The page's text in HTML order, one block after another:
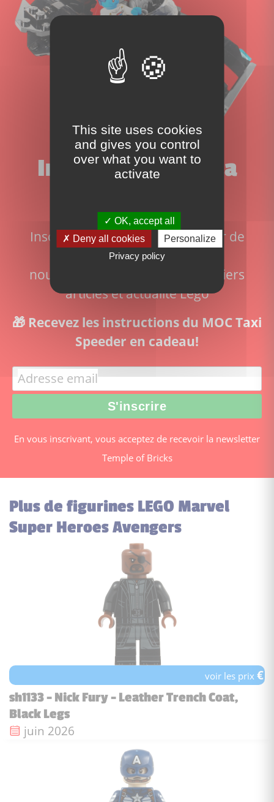
Inscrivez-vous à la
newsletter!
Inscrivez-vous pour ne rien rater de
l'actualité du site:
nouveaux sets disponibles, derniers
articles et actualité Lego
🎁 Recevez les instructions du MOC Taxi
Speeder en cadeau!
En vous inscrivant, vous acceptez de recevoir la newsletter
Temple of Bricks
Plus de figurines LEGO Marvel
Super Heroes Avengers
voir les prix€
sh1133 - Nick Fury - Leather Trench Coat,
Black Legs
Date de sortie :
juin 2026
This site uses cookies
and gives you control
over what you want to
activate
OK, accept all
Deny all cookies
Personalize
Privacy policy